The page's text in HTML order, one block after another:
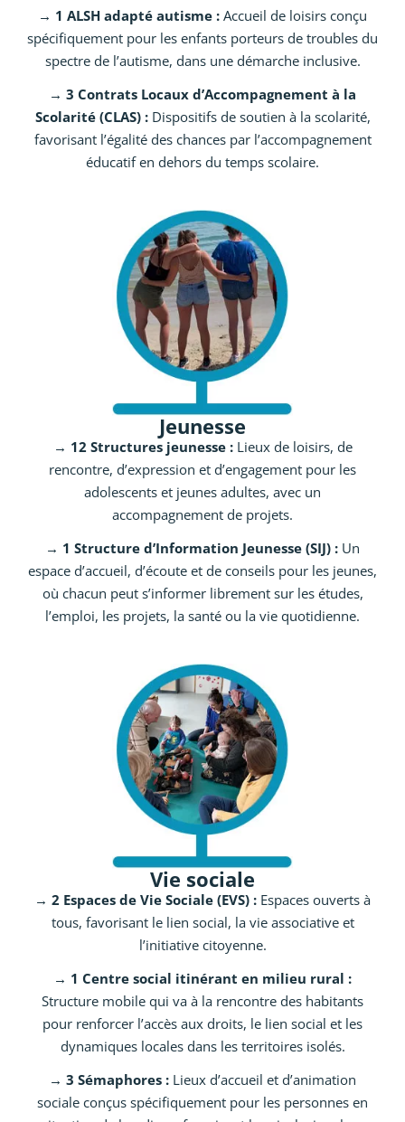
→ 1 ALSH adapté autisme : Accueil de loisirs conçu
spécifiquement pour les enfants porteurs de troubles du
spectre de l’autisme, dans une démarche inclusive.
→ 3 Contrats Locaux d’Accompagnement à la
Scolarité (CLAS) :Dispositifs de soutien à la scolarité,
favorisant l’égalité des chances par l’accompagnement
éducatif en dehors du temps scolaire.
Jeunesse
→ 12 Structures jeunesse :Lieux de loisirs, de
rencontre, d’expression et d’engagement pour les
adolescents et jeunes adultes, avec un
accompagnement de projets.
→ 1 Structure d’Information Jeunesse (SIJ) : Un
espace d’accueil, d’écoute et de conseils pour les jeunes,
où chacun peut s’informer librement sur les études,
l’emploi, les projets, la santé ou la vie quotidienne.
Vie sociale
→ 2 Espaces de Vie Sociale (EVS) : Espaces ouverts à
tous, favorisant le lien social, la vie associative et
l’initiative citoyenne.
→ 1 Centre social itinérant en milieu rural :
Structure mobile qui va à la rencontre des habitants
pour renforcer l’accès aux droits, le lien social et les
dynamiques locales dans les territoires isolés.
→ 3 Sémaphores : Lieux d’accueil et d’animation
sociale conçus spécifiquement pour les personnes en